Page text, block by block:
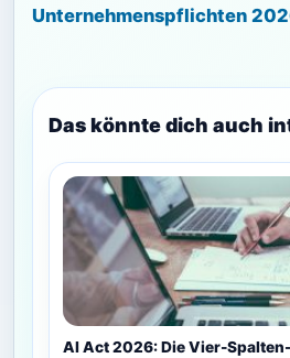
Unternehmenspflichten
Das könnte dich auch
AI Act 2026: Die Vier-